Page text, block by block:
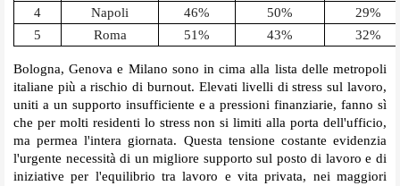
4
Napoli 46% 50%
29%
5
Roma 51% 43% 32%
Bologna, Genova e Milano sono in cima alla lista delle metropoli
italiane più a rischio di burnout. Elevati livelli di stress sul lavoro,
uniti a un supporto insufficiente e a pressioni finanziarie, fanno sì
che per molti residenti lo stress non si limiti alla porta dell'ufficio,
ma permea l'intera giornata. Questa tensione costante evidenzia
l'urgente necessità di un migliore supporto sul posto di lavoro e di
iniziative per l'equilibrio tra lavoro e vita privata, nei maggiori